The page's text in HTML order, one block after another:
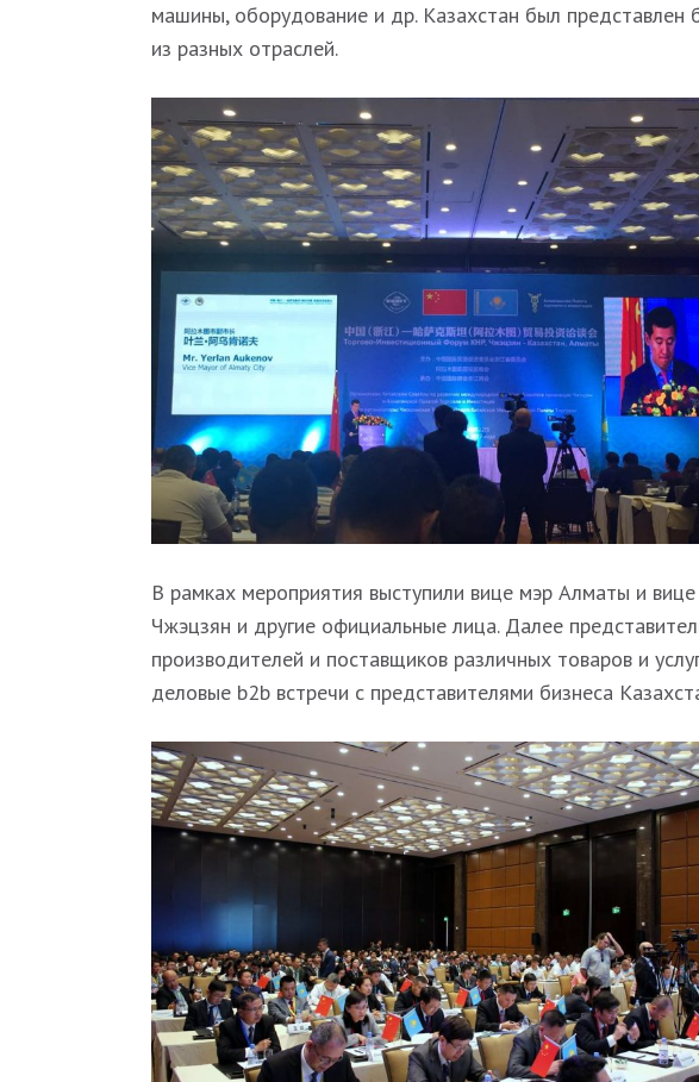
машины, оборудование и др. Казахстан был
из разных отраслей.
В рамках мероприятия выступили вице мэр Алматы и
Чжэцзян и другие официальные лица. Далее
производителей и поставщиков различных товаров и
деловые b2b встречи с представителями бизнеса